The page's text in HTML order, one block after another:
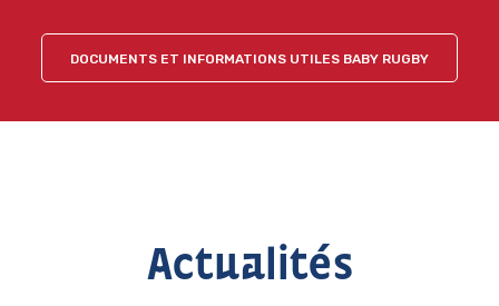
DOCUMENTS ET INFORMATIONS UTILES BABY RUGBY
Actualités